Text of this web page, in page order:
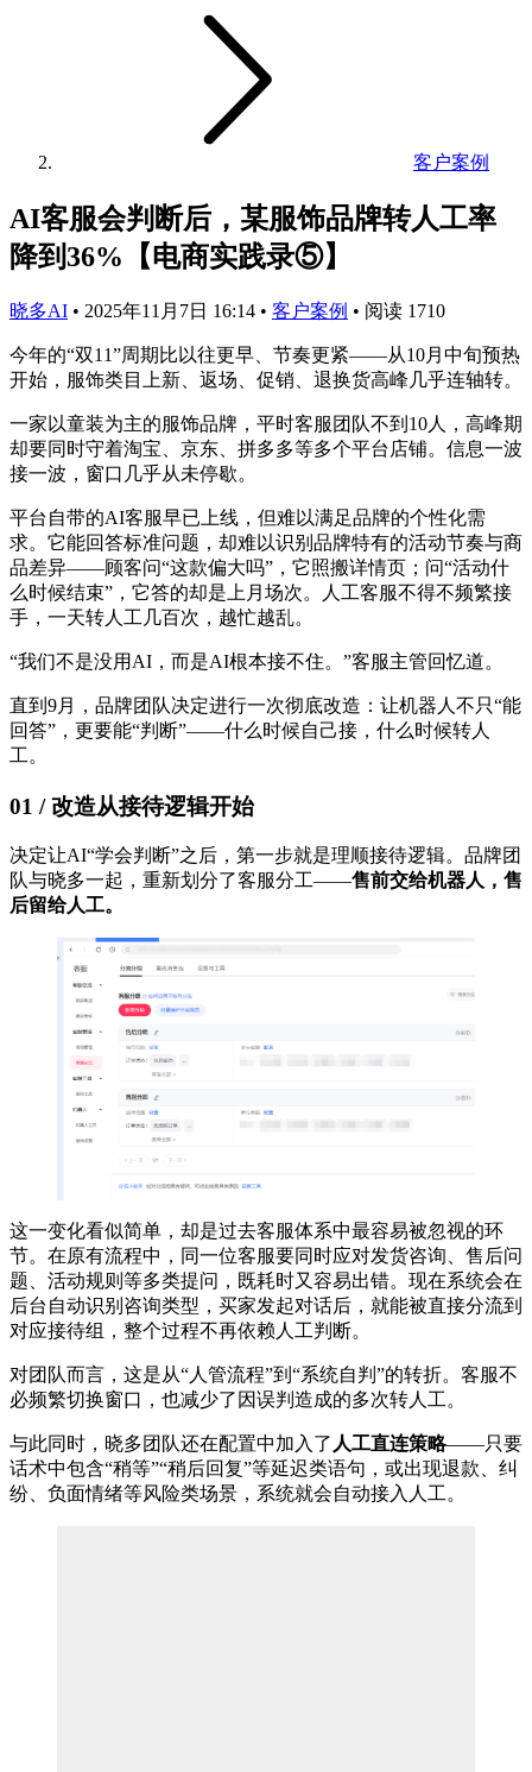
客户案例
AI客服会判断后，某服饰品牌转人工率
降到36%【电商实践录⑤】
晓多AI • 2025年11月7日 16:14 • 客户案例 • 阅读 1710
今年的“双11”周期比以往更早、节奏更紧——从10月中旬预热
开始，服饰类目上新、返场、促销、退换货高峰几乎连轴转。
一家以童装为主的服饰品牌，平时客服团队不到10人，高峰期
却要同时守着淘宝、京东、拼多多等多个平台店铺。信息一波
接一波，窗口几乎从未停歇。
平台自带的AI客服早已上线，但难以满足品牌的个性化需
求。它能回答标准问题，却难以识别品牌特有的活动节奏与商
品差异——顾客问“这款偏大吗”，它照搬详情页；问“活动什
么时候结束”，它答的却是上月场次。人工客服不得不频繁接
手，一天转人工几百次，越忙越乱。
“我们不是没用AI，而是AI根本接不住。”客服主管回忆道。
直到9月，品牌团队决定进行一次彻底改造：让机器人不只“能
回答”，更要能“判断”——什么时候自己接，什么时候转人
工。
01 / 改造从接待逻辑开始
决定让AI“学会判断”之后，第一步就是理顺接待逻辑。品牌团
队与晓多一起，重新划分了客服分工——售前交给机器人，售
后留给人工。
这一变化看似简单，却是过去客服体系中最容易被忽视的环
节。在原有流程中，同一位客服要同时应对发货咨询、售后问
题、活动规则等多类提问，既耗时又容易出错。现在系统会在
后台自动识别咨询类型，买家发起对话后，就能被直接分流到
对应接待组，整个过程不再依赖人工判断。
对团队而言，这是从“人管流程”到“系统自判”的转折。客服不
必频繁切换窗口，也减少了因误判造成的多次转人工。
与此同时，晓多团队还在配置中加入了 人工直连策略——只要
话术中包含“稍等”“稍后回复”等延迟类语句，或出现退款、纠
纷、负面情绪等风险类场景，系统就会自动接入人工。